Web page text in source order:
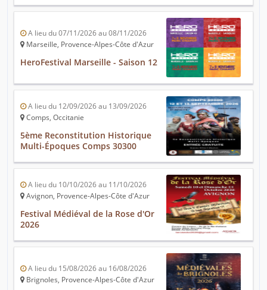
A lieu du 07/11/2026 au 08/11/2026
Marseille, Provence-Alpes-Côte d'Azur
HeroFestival Marseille - Saison 12
A lieu du 12/09/2026 au 13/09/2026
Comps, Occitanie
5ème Reconstitution Historique
Multi-Époques Comps 30300
A lieu du 10/10/2026 au 11/10/2026
Avignon, Provence-Alpes-Côte d'Azur
Festival Médiéval de la Rose d'Or
2026
A lieu du 15/08/2026 au 16/08/2026
Brignoles, Provence-Alpes-Côte d'Azur